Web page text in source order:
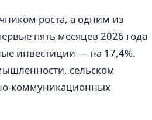
роста, а одним из
пять месяцев 2026 года
инвестиции — на 17,4%.
сельском
коммуникационных